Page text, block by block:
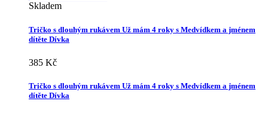
Skladem
Tričko s dlouhým rukávem Už mám 4 roky s Medvídkem a jménem
dítěte Dívka
385 Kč
Tričko s dlouhým rukávem Už mám 4 roky s Medvídkem a jménem
dítěte Dívka